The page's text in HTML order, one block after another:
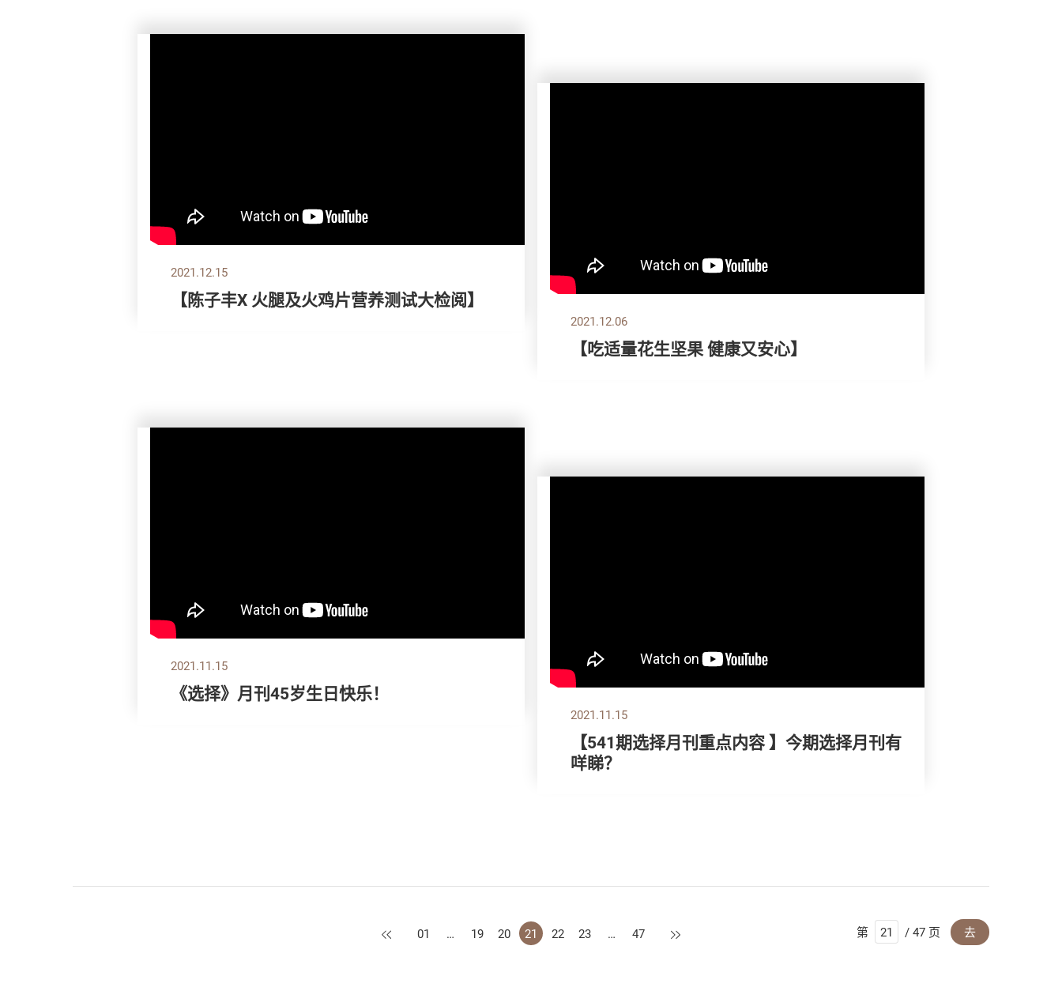
2021.12.15
【陈子丰X 火腿及火鸡片营养测试大检阅】
2021.12.06
【吃适量花生坚果 健康又安心】
2021.11.15
《选择》月刊45岁生日快乐！
2021.11.15
【541期选择月刊重点内容 】今期选择月刊有
咩睇？
上一页
01 … 19 20 21 22 23 … 47 下一页 第 / 47 页 去